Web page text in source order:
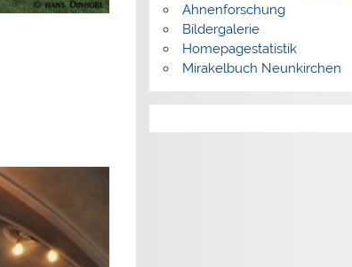
Ahnenforschung
Bildergalerie
Homepagestatistik
Mirakelbuch Neunkirchen